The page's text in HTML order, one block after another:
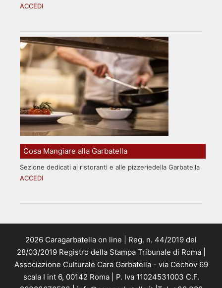
ACCEDI
Cosa Mangiare alla Garbatella
Sezione dedicati ai ristoranti e alle pizzeriedella Garbatella
ACCEDI
2026 Caragarbatella on line | Reg. n. 44/2019 del
28/03/2019 Registro della Stampa Tribunale di Roma |
Associazione Culturale Cara Garbatella - via Cechov 69
scala I int 6, 00142 Roma | P. Iva 11024531003 C.F.